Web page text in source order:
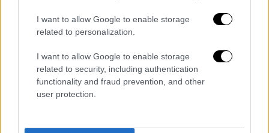
I want to allow Google to enable storage
related to personalization.
I want to allow Google to enable storage
related to security, including authentication
functionality and fraud prevention, and other
user protection.
των ερευνών της ΕΕΤΤ συγκρίναμε για
συγκεκριμένο πακέτο υπηρεσιών κινητής τη
φτηνότερη ελληνική λύση με τη φτηνότερη
άλλων χωρών με το ίδιο κατα κεφαλήν ΑΕΠ.
Είδαμε ότι ένα πακέτο από την Πολωνία
είναι πολύ φτηνότερο από το φτηνότερο
πολωνικού πακέτου ήταν 6 Mbps και του